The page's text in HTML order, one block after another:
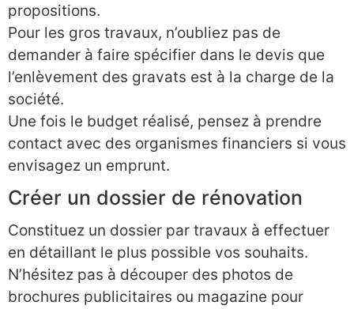
propositions.
Pour les gros travaux, n’oubliez pas de
demander à faire spécifier dans le devis que
l’enlèvement des gravats est à la charge de la
société.
Une fois le budget réalisé, pensez à prendre
contact avec des organismes financiers si vous
envisagez un emprunt.
Créer un dossier de rénovation
Constituez un dossier par travaux à effectuer
en détaillant le plus possible vos souhaits.
N’hésitez pas à découper des photos de
brochures publicitaires ou magazine pour